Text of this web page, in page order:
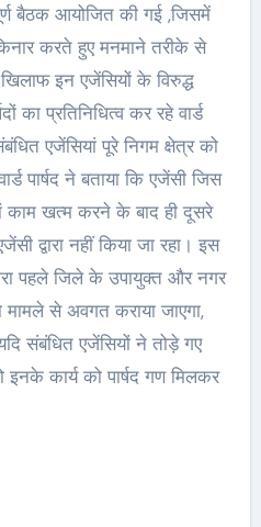
बैठक आयोजित की गई ,जिसमें
करते हुए मनमाने तरीके से
इन एजेंसियों के विरुद्ध
का प्रतिनिधित्व कर रहे वार्ड
एजेंसियां पूरे निगम क्षेत्र को
पार्षद ने बताया कि एजेंसी जिस
काम खत्म करने के बाद ही दूसरे
द्वारा नहीं किया जा रहा। इस
पहले जिले के उपायुक्त और नगर
से अवगत कराया जाएगा,
संबंधित एजेंसियों ने तोड़े गए
कार्य को पार्षद गण मिलकर